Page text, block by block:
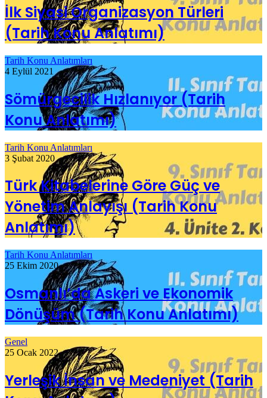
İlk Siyasi Organizasyon Türleri
(Tarih Konu Anlatımı)
Tarih Konu Anlatımları
4 Eylül 2021
Sömürgecilik Hızlanıyor (Tarih
Konu Anlatımı)
Tarih Konu Anlatımları
3 Şubat 2020
Türk Kitabelerine Göre Güç ve
Yönetim Anlayışı (Tarih Konu
Anlatımı)
Tarih Konu Anlatımları
25 Ekim 2020
Osmanlı’da Askeri ve Ekonomik
Dönüşüm (Tarih Konu Anlatımı)
Genel
25 Ocak 2022
Yerleşik İnsan ve Medeniyet (Tarih